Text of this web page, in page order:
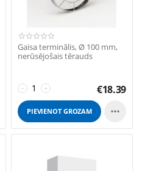
Gaisa terminālis, Ø 100 mm,
nerūsējošais tērauds
+
− €18.39
PIEVIENOT GROZAM 